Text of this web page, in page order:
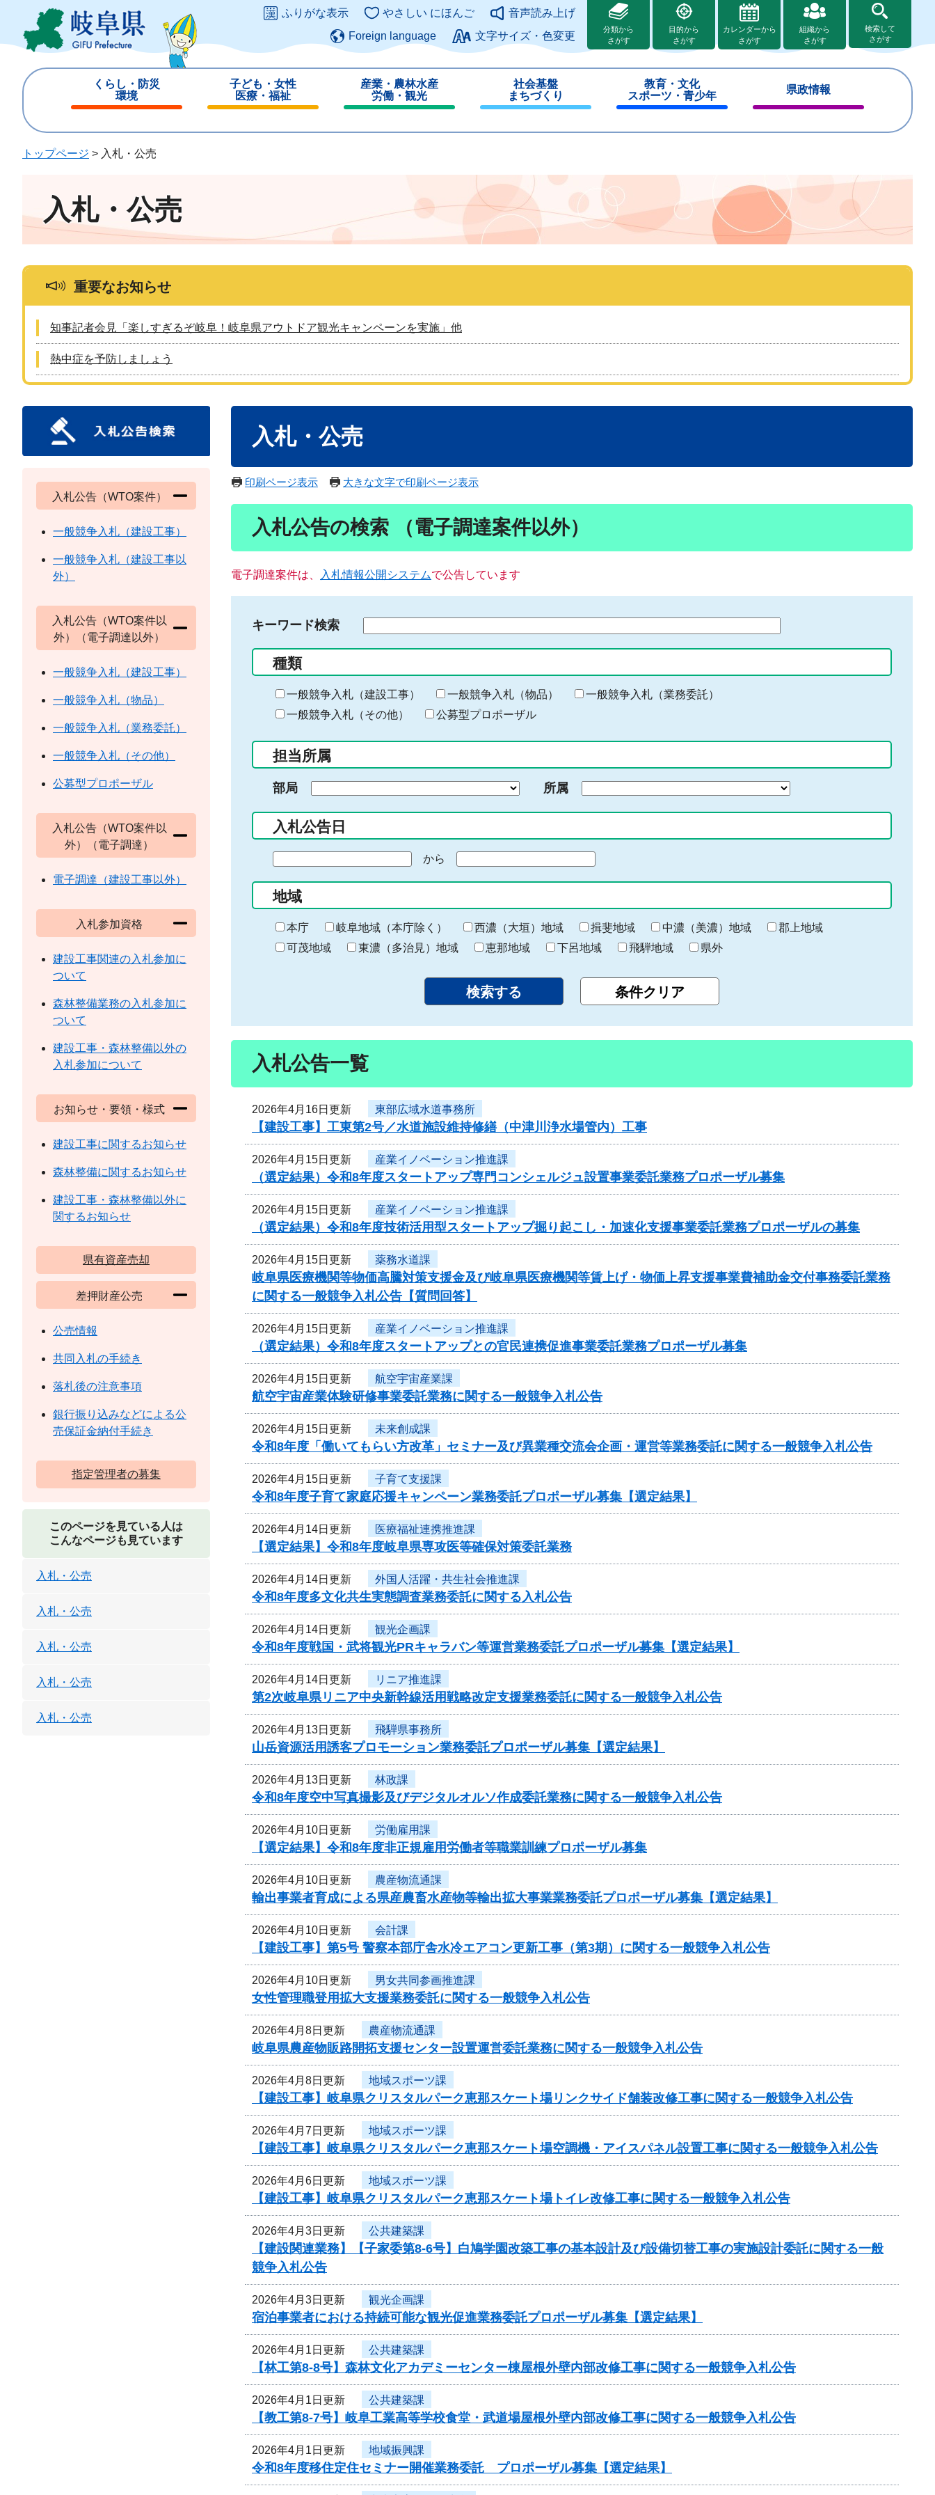
ジ
ュ
このページの本文へ
ふりがな表示 やさしい にほんご
音声読み上げ
Foreign language
文字サイズ・色変更
分類から
さがす
目的から
さがす
カレンダーから
さがす
組織から
さがす
検索して
さがす
くらし・防災
環境
じ
子ども・女性
医療・福祉
じ
産業・農林水産
労働・観光
じ
社会基盤
まちづくり
じ
教育・文化
スポーツ・青少年
じ
県政情報
じ
トップページ > 入札・公売
入札・公売
重要なお知らせ
知事記者会見「楽しすぎるぞ岐阜！岐阜県アウトドア観光キャンペーンを実施」他
熱中症を予防しましょう
入札・公売
印刷ページ表示 大きな文字で印刷ページ表示
入札公告の検索 （電子調達案件以外）
電子調達案件は、 入札情報公開システムで公告しています
キーワード検索
る
キ
ー
ー
入
力
種類
一般競争入札（建設工事） 一般競争入札（物品）
一般競争入札（業務委託）
一般競争入札（その他）
公募型プロポーザル
担当所属
部局 所属
入札公告日
の
始
ま
り
から
終
わ
り
地域
本庁 岐阜地域（本庁除く） 西濃（大垣）地域 揖斐地域 中濃（美濃）地域
郡上地域
可茂地域
東濃（多治見）地域 恵那地域 下呂地域 飛騨地域 県外
入札公告一覧
2026年4月16日更新 東部広域水道事務所
【建設工事】工東第2号／水道施設維持修繕（中津川浄水場管内）工事
2026年4月15日更新 産業イノベーション推進課
（選定結果）令和8年度スタートアップ専門コンシェルジュ設置事業委託業務プロポーザル募集
2026年4月15日更新 産業イノベーション推進課
（選定結果）令和8年度技術活用型スタートアップ掘り起こし・加速化支援事業委託業務プロポーザルの募集
2026年4月15日更新 薬務水道課
岐阜県医療機関等物価高騰対策支援金及び岐阜県医療機関等賃上げ・物価上昇支援事業費補助金交付事務委託業務
に関する一般競争入札公告【質問回答】
2026年4月15日更新 産業イノベーション推進課
（選定結果）令和8年度スタートアップとの官民連携促進事業委託業務プロポーザル募集
2026年4月15日更新 航空宇宙産業課
航空宇宙産業体験研修事業委託業務に関する一般競争入札公告
2026年4月15日更新 未来創成課
令和8年度「働いてもらい方改革」セミナー及び異業種交流会企画・運営等業務委託に関する一般競争入札公告
2026年4月15日更新 子育て支援課
令和8年度子育て家庭応援キャンペーン業務委託プロポーザル募集【選定結果】
2026年4月14日更新 医療福祉連携推進課
【選定結果】令和8年度岐阜県専攻医等確保対策委託業務
2026年4月14日更新 外国人活躍・共生社会推進課
令和8年度多文化共生実態調査業務委託に関する入札公告
2026年4月14日更新 観光企画課
令和8年度戦国・武将観光PRキャラバン等運営業務委託プロポーザル募集【選定結果】
2026年4月14日更新 リニア推進課
第2次岐阜県リニア中央新幹線活用戦略改定支援業務委託に関する一般競争入札公告
2026年4月13日更新 飛騨県事務所
山岳資源活用誘客プロモーション業務委託プロポーザル募集【選定結果】
2026年4月13日更新 林政課
令和8年度空中写真撮影及びデジタルオルソ作成委託業務に関する一般競争入札公告
2026年4月10日更新 労働雇用課
【選定結果】令和8年度非正規雇用労働者等職業訓練プロポーザル募集
2026年4月10日更新 農産物流通課
輸出事業者育成による県産農畜水産物等輸出拡大事業業務委託プロポーザル募集【選定結果】
2026年4月10日更新 会計課
【建設工事】第5号 警察本部庁舎水冷エアコン更新工事（第3期）に関する一般競争入札公告
2026年4月10日更新 男女共同参画推進課
女性管理職登用拡大支援業務委託に関する一般競争入札公告
2026年4月8日更新 農産物流通課
岐阜県農産物販路開拓支援センター設置運営委託業務に関する一般競争入札公告
2026年4月8日更新 地域スポーツ課
【建設工事】岐阜県クリスタルパーク恵那スケート場リンクサイド舗装改修工事に関する一般競争入札公告
2026年4月7日更新 地域スポーツ課
【建設工事】岐阜県クリスタルパーク恵那スケート場空調機・アイスパネル設置工事に関する一般競争入札公告
2026年4月6日更新 地域スポーツ課
【建設工事】岐阜県クリスタルパーク恵那スケート場トイレ改修工事に関する一般競争入札公告
2026年4月3日更新 公共建築課
【建設関連業務】【子家委第8-6号】白鳩学園改築工事の基本設計及び設備切替工事の実施設計委託に関する一般
競争入札公告
2026年4月3日更新 観光企画課
宿泊事業者における持続可能な観光促進業務委託プロポーザル募集【選定結果】
2026年4月1日更新 公共建築課
【林工第8-8号】森林文化アカデミーセンター棟屋根外壁内部改修工事に関する一般競争入札公告
2026年4月1日更新 公共建築課
【教工第8-7号】岐阜工業高等学校食堂・武道場屋根外壁内部改修工事に関する一般競争入札公告
2026年4月1日更新 地域振興課
令和8年度移住定住セミナー開催業務委託 プロポーザル募集【選定結果】
入札公告（WTO案件）
一般競争入札（建設工事）
一般競争入札（建設工事以
外）
入札公告（WTO案件以
外）（電子調達以外）
一般競争入札（建設工事）
一般競争入札（物品）
一般競争入札（業務委託）
一般競争入札（その他）
公募型プロポーザル
入札公告（WTO案件以
外）（電子調達）
電子調達（建設工事以外）
入札参加資格
建設工事関連の入札参加に
ついて
森林整備業務の入札参加に
ついて
建設工事・森林整備以外の
入札参加について
お知らせ・要領・様式
建設工事に関するお知らせ
森林整備に関するお知らせ
建設工事・森林整備以外に
関するお知らせ
県有資産売却
差押財産公売
公売情報
共同入札の手続き
落札後の注意事項
銀行振り込みなどによる公
売保証金納付手続き
指定管理者の募集
このページを見ている人は
こんなページも見ています
入札・公売
入札・公売
入札・公売
入札・公売
入札・公売